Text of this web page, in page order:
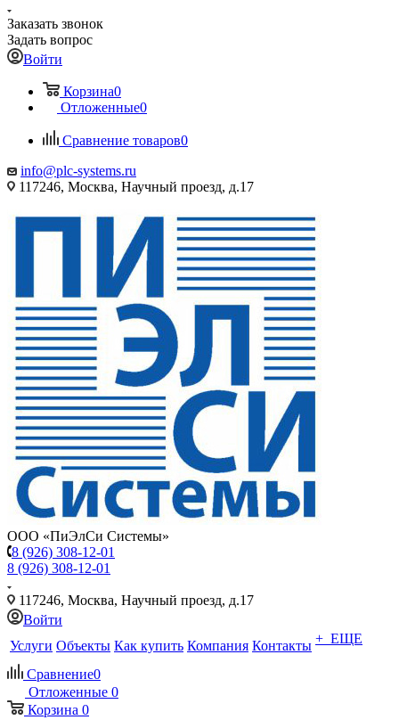
Заказать звонок
Задать вопрос
Войти
Корзина0
Отложенные0
Сравнение товаров0
info@plc-systems.ru
117246, Москва, Научный проезд, д.17
ООО «ПиЭлСи Системы»
8 (926) 308-12-01
8 (926) 308-12-01
117246, Москва, Научный проезд, д.17
Войти
Услуги Объекты Как купить Компания Контакты + ЕЩЕ
Сравнение0
Отложенные 0
Корзина 0